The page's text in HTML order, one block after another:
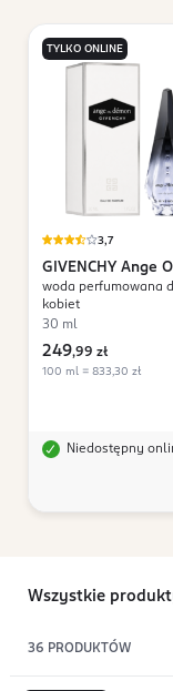
TYLKO ONLINE
3,7
GIVENCHY Ange
Demon
woda perfumowana
kobiet
30 ml
249,99 zł
100 ml = 833,30 zł
Niedostępny
Wszystkie
36 PRODUKTÓW